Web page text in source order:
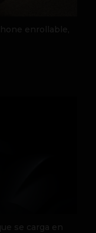
enrollable,
se carga en